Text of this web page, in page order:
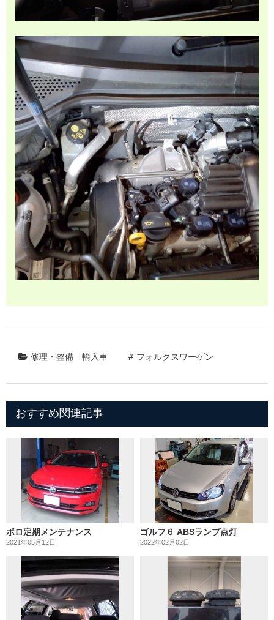
修理・整備 輸入車 フォルクスワーゲン
おすすめ関連記事
ポロ定期メンテナンス
2021年05月12日
ゴルフ６ ABSランプ点灯
2022年02月02日